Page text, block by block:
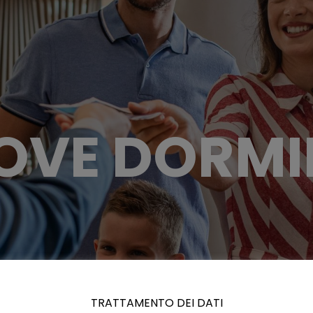
TRATTAMENTO DEI DATI